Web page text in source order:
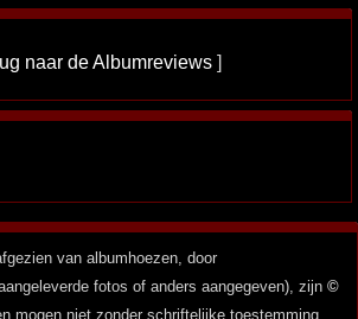
naar de Albumreviews ]
van albumhoezen, door
fotos of anders aangegeven), zijn ©
mogen niet zonder schriftelijke toestemming